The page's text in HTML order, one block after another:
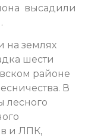
высадили
на землях
шести
районе
В
лесного
и ЛПК,